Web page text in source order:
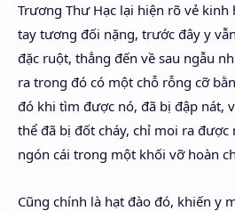
Trương Thư Hạc lại hiện rõ vẻ kinh
tay tương đối nặng, trước đây y
đặc ruột, thẳng đến về sau ngẫu
ra trong đó có một chỗ rỗng cỡ
đó khi tìm được nó, đã bị đập nát,
thể đã bị đốt cháy, chỉ moi ra được
ngón cái trong một khối vỡ hoàn
Cũng chính là hạt đào đó, khiến y